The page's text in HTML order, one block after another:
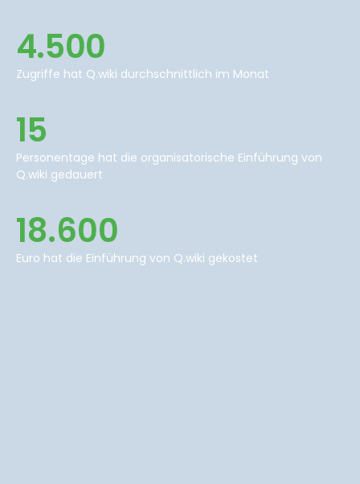
4.500
Zugriffe hat Q.wiki durchschnittlich im Monat
15
Personentage hat die organisatorische Einführung von
Q.wiki gedauert
18.600
Euro hat die Einführung von Q.wiki gekostet